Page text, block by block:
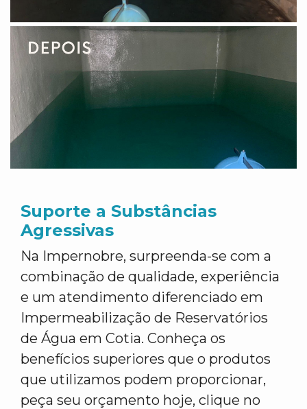
Suporte a Substâncias
Agressivas
Na Impernobre, surpreenda-se com a
combinação de qualidade, experiência
e um atendimento diferenciado em
Impermeabilização de Reservatórios
de Água em Cotia. Conheça os
benefícios superiores que o produtos
que utilizamos podem proporcionar,
peça seu orçamento hoje, clique no